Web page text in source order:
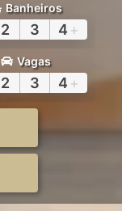
Banheiros
2 3 4 +
Vagas
2 3 4 +